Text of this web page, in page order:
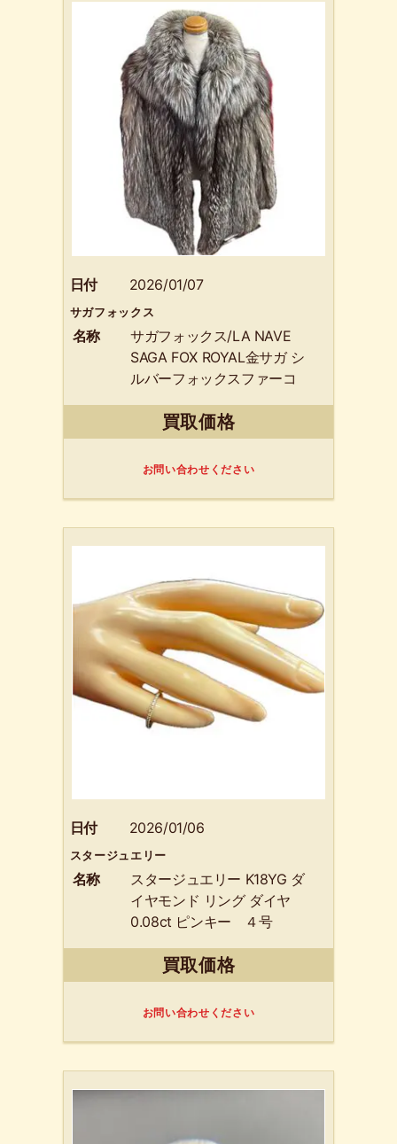
日付 2026/01/07
サガフォックス
名称
サガフォックス/LA NAVE
SAGA FOX ROYAL金サガ シ
ルバーフォックスファーコ
買取価格
お問い合わせください
日付 2026/01/06
スタージュエリー
名称
スタージュエリー K18YG ダ
イヤモンド リング ダイヤ
0.08ct ピンキー ４号
買取価格
お問い合わせください